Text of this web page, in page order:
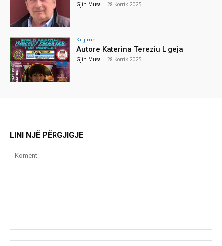
Gjin Musa - 28 Korrik 2025
Krijime
Autore Katerina Tereziu Ligeja
Gjin Musa - 28 Korrik 2025
LINI NJË PËRGJIGJE